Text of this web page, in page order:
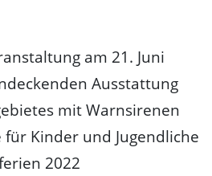
am 21. Juni
Ausstattung
mit Warnsirenen
Kinder und Jugendliche
2022